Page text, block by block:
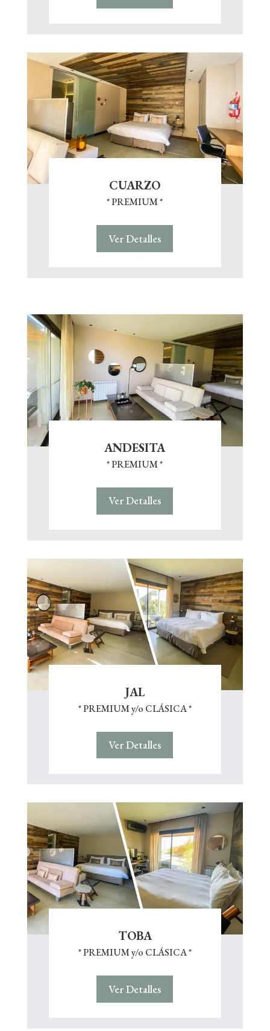
CUARZO
* PREMIUM *
Ver Detalles
ANDESITA
* PREMIUM *
Ver Detalles
JAL
* PREMIUM y/o CLÁSICA *
Ver Detalles
TOBA
* PREMIUM y/o CLÁSICA *
Ver Detalles